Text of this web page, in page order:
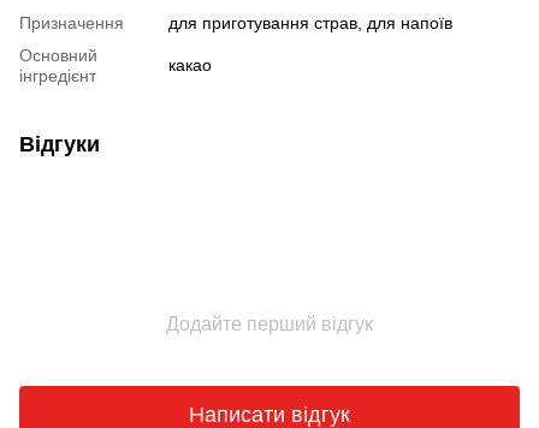
Призначення
для приготування страв, для напоїв
Основний
інгредієнт
какао
Відгуки
Додайте перший відгук
Написати відгук